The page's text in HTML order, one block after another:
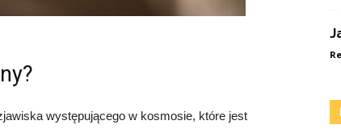
występującego w kosmosie, które jest